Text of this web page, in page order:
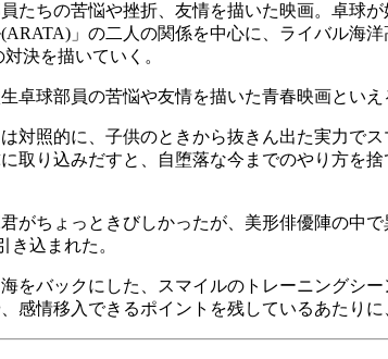
ちの苦悩や挫折、友情を描いた映画。卓球が
」の二人の関係を中心に、ライバル海
決を描いていく。
球部員の苦悩や友情を描いた青春映画といえ
照的に、子供のときから抜きん出た実力で
取り込みだすと、自堕落な今までのやり方を
ちょっときびしかったが、美形俳優陣の中
込まれた。
バックにした、スマイルのトレーニングシ
感情移入できるポイントを残しているあたりに